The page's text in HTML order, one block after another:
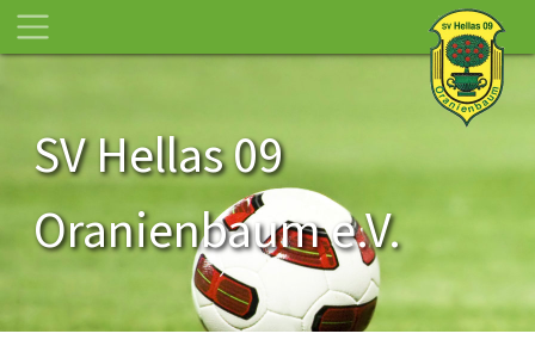
SV Hellas 09
Oranienbaum e.V.